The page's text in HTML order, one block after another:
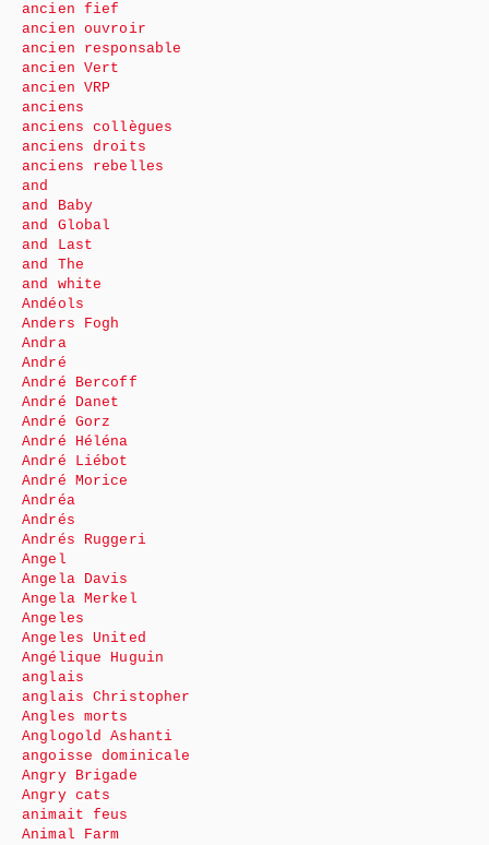
ancien fief
ancien ouvroir
ancien responsable
ancien Vert
ancien VRP
anciens
anciens collègues
anciens droits
anciens rebelles
and
and Baby
and Global
and Last
and The
and white
Andéols
Anders Fogh
Andra
André
André Bercoff
André Danet
André Gorz
André Héléna
André Liébot
André Morice
Andréa
Andrés
Andrés Ruggeri
Angel
Angela Davis
Angela Merkel
Angeles
Angeles United
Angélique Huguin
anglais
anglais Christopher
Angles morts
Anglogold Ashanti
angoisse dominicale
Angry Brigade
Angry cats
animait feus
Animal Farm